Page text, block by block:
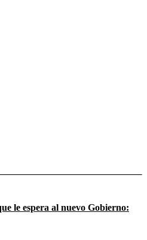
le espera al nuevo Gobierno: